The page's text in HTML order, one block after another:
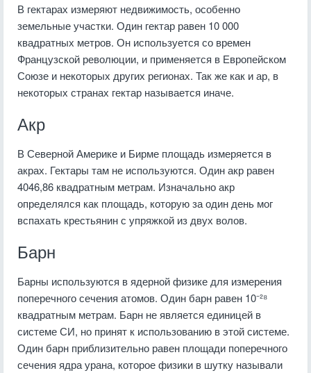
В гектарах измеряют недвижимость, особенно
земельные участки. Один гектар равен 10 000
квадратных метров. Он используется со времен
Французской революции, и применяется в Европейском
Союзе и некоторых других регионах. Так же как и ар, в
некоторых странах гектар называется иначе.
Акр
В Северной Америке и Бирме площадь измеряется в
акрах. Гектары там не используются. Один акр равен
4046,86 квадратным метрам. Изначально акр
определялся как площадь, которую за один день мог
вспахать крестьянин с упряжкой из двух волов.
Барн
Барны используются в ядерной физике для измерения
поперечного сечения атомов. Один барн равен 10⁻²⁸
квадратным метрам. Барн не является единицей в
системе СИ, но принят к использованию в этой системе.
Один барн приблизительно равен площади поперечного
сечения ядра урана, которое физики в шутку называли